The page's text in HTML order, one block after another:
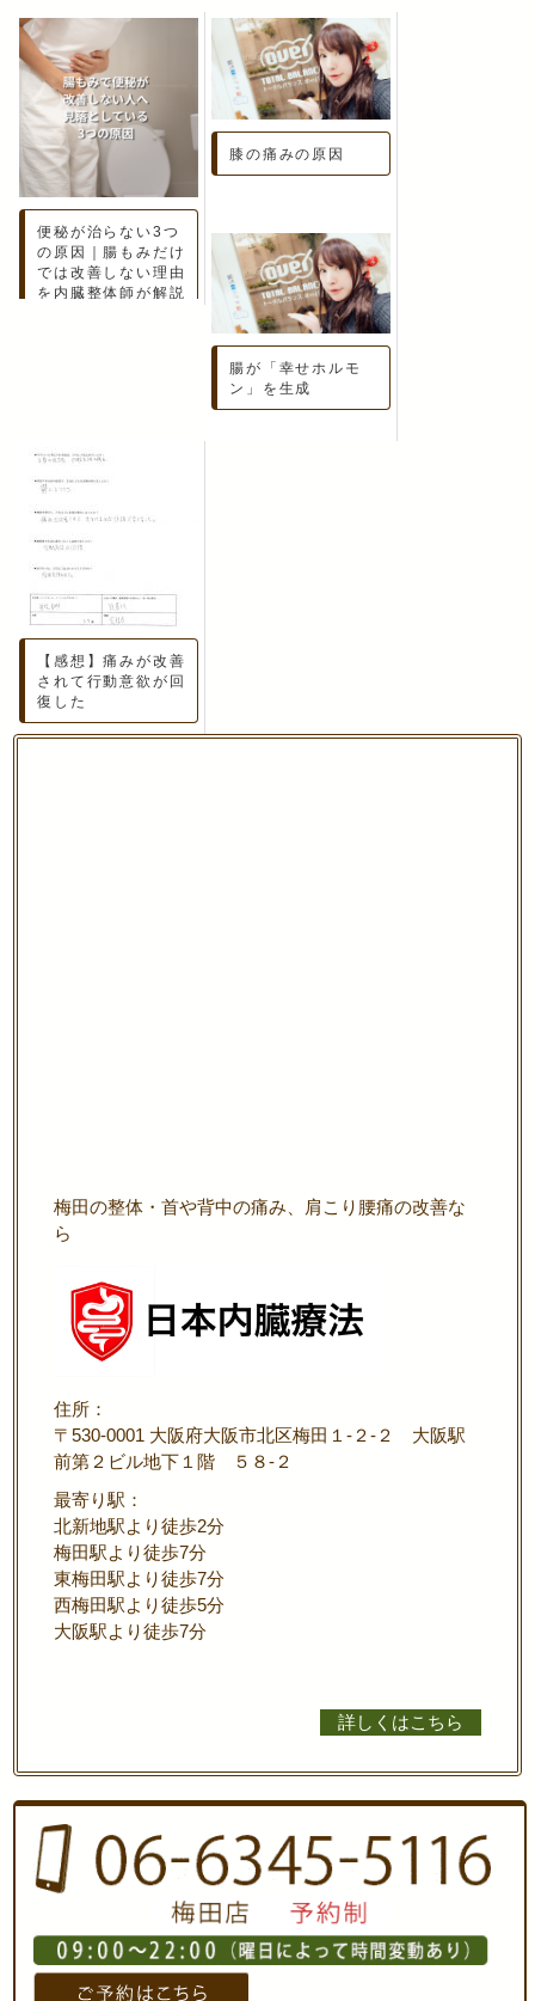
便秘が治らない3つ
の原因｜腸もみだけ
では改善しない理由
を内臓整体師が解説
膝の痛みの原因
腸が「幸せホルモ
ン」を生成
【感想】痛みが改善
されて行動意欲が回
復した
梅田の整体・首や背中の痛み、肩こり腰痛の改善な
ら
住所：
〒530-0001 大阪府大阪市北区梅田１-２-２ 大阪駅
前第２ビル地下１階 ５８-２
最寄り駅：
北新地駅より徒歩2分
梅田駅より徒歩7分
東梅田駅より徒歩7分
西梅田駅より徒歩5分
大阪駅より徒歩7分
詳しくはこちら